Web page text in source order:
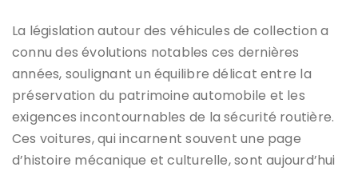
La législation autour des véhicules de collection a
connu des évolutions notables ces dernières
années, soulignant un équilibre délicat entre la
préservation du patrimoine automobile et les
exigences incontournables de la sécurité routière.
Ces voitures, qui incarnent souvent une page
d’histoire mécanique et culturelle, sont aujourd’hui